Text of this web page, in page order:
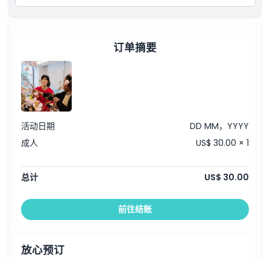
订单摘要
活动日期
DD MM，YYYY
成人
US$ 30.00 × 1
总计 US$ 30.00
前往结账
放心预订